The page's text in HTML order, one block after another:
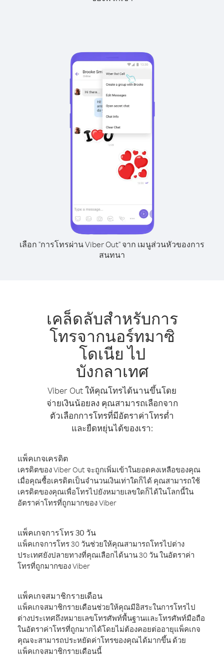
เลือก "การโทรผ่าน Viber Out" จาก เมนูส่วนหัวของการ
สนทนา
เคล็ดลับสำหรับการ
โทรจากนอร์ทมาซิ
โดเนีย ไป
บังกลาเทศ
Viber Out ให้คุณโทรได้นานขึ้นโดย
จ่ายเงินน้อยลง คุณสามารถเลือกจาก
ตัวเลือกการโทรที่มีอัตราค่าโทรต่ำ
และยืดหยุ่นได้ของเรา:
แพ็คเกจเครดิต
เครดิตของ Viber Out จะถูกเพิ่มเข้าในยอดคงเหลือของคุณ
เมื่อคุณซื้อเครดิตเป็นจำนวนเงินเท่าใดก็ได้ คุณสามารถใช้
เครดิตของคุณเพื่อโทรไปยังหมายเลขใดก็ได้ในโลกนี้ใน
อัตราค่าโทรที่ถูกมากของ Viber
แพ็คเกจการโทร 30 วัน
แพ็คเกจการโทร 30 วันช่วยให้คุณสามารถโทรไปต่าง
ประเทศยังปลายทางที่คุณเลือกได้นาน 30 วัน ในอัตราค่า
โทรที่ถูกมากของ Viber
แพ็คเกจสมาชิกรายเดือน
แพ็คเกจสมาชิกรายเดือนช่วยให้คุณมีอิสระในการโทรไป
ต่างประเทศถึงหมายเลขโทรศัพท์พื้นฐานและโทรศัพท์มือถือ
ในอัตราค่าโทรที่ถูกมากได้โดยไม่ต้องคอยต่ออายุแพ็คเกจ
คุณจะสามารถประหยัดค่าโทรของคุณได้มากขึ้น ด้วย
แพ็คเกจสมาชิกรายเดือนนี้